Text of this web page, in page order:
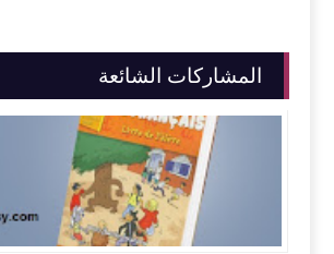
المشاركات الشائعة